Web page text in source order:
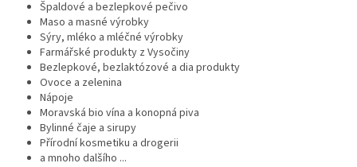
Špaldové a bezlepkové pečivo
Maso a masné výrobky
Sýry, mléko a mléčné výrobky
Farmářské produkty z Vysočiny
Bezlepkové, bezlaktózové a dia produkty
Ovoce a zelenina
Nápoje
Moravská bio vína a konopná piva
Bylinné čaje a sirupy
Přírodní kosmetiku a drogerii
a mnoho dalšího ...